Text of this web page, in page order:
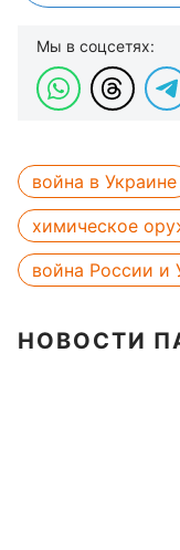
Мы в соцсетях:
война в Украине
химическое
война России и
НОВОСТИ